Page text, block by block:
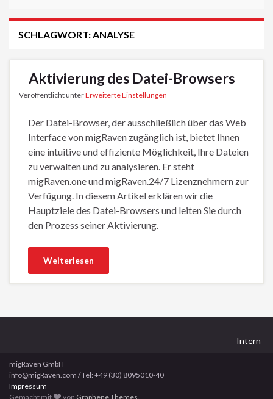
SCHLAGWORT:ANALYSE
Aktivierung des Datei-Browsers
Veröffentlicht unterErweiterte Einstellungen
Der Datei-Browser, der ausschließlich über das Web
Interface von migRaven zugänglich ist, bietet Ihnen
eine intuitive und effiziente Möglichkeit, Ihre Dateien
zu verwalten und zu analysieren. Er steht
migRaven.one und migRaven.24/7 Lizenznehmern zur
Verfügung. In diesem Artikel erklären wir die
Hauptziele des Datei-Browsers und leiten Sie durch
den Prozess seiner Aktivierung.
Weiterlesen
Intern
migRaven GmbH
info@migRaven.com / Tel: +49 (30) 8095010-40
Impressum
Gemacht mit
von Graphene Themes